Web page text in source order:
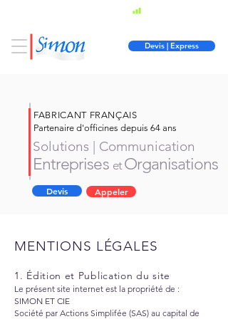
Devis | Express
FABRICANT FRANÇAIS
Partenaire d'officines depuis 64 ans
Solutions | Communication
Entreprises et Organisations
Devis Appeler
MENTIONS LÉGALES
1. Édition et Publication du site
Le présent site internet est la propriété de :
SIMON ET CIE
Société par Actions Simplifée (SAS) au capital de